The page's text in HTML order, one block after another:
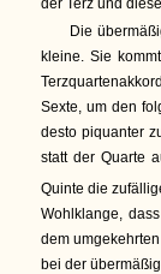
der Terz und
Die
kleine. Sie
Sexte, um den
desto piquanter
statt der Quarte
Quinte die
Wohlklange,
dem
bei der